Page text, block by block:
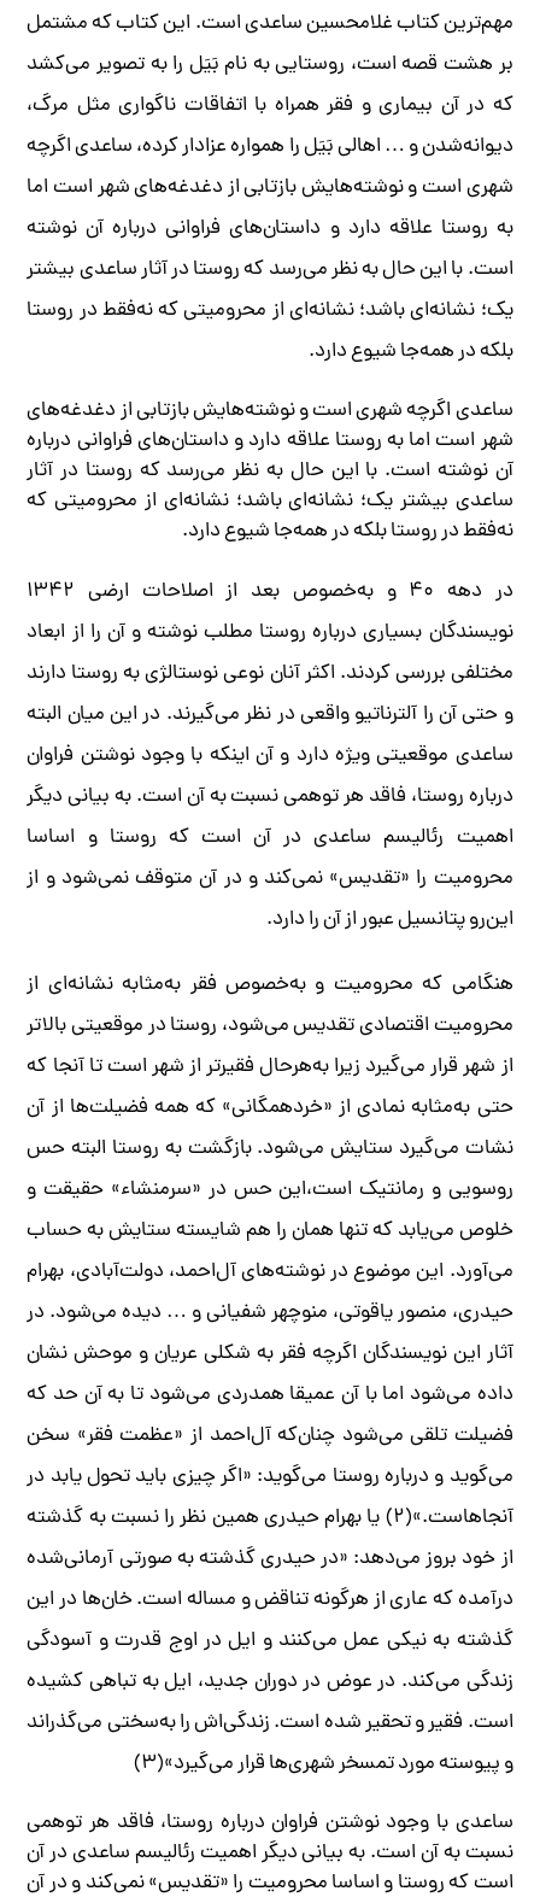
مهم‌ترین کتاب غلامحسین ساعدی است. این کتاب که مشتمل
بر هشت قصه است، روستایی به نام بَیَل را به تصویر می‌کشد
که در آن بیماری و فقر همراه با اتفاقات ناگواری مثل مرگ،
دیوانه‌شدن و … اهالی بَیَل را همواره عزادار کرده، ساعدی اگرچه
شهری است و نوشته‌هایش بازتابی از دغدغه‌های شهر است اما
به روستا علاقه دارد و داستان‌های فراوانی درباره آن نوشته
است. با این حال به نظر می‌رسد که روستا در آثار ساعدی بیشتر
یک؛ نشانه‌ای باشد؛ نشانه‌ای از محرومیتی که نه‌فقط در روستا
بلکه در همه‌جا شیوع دارد.
ساعدی اگرچه شهری است و نوشته‌هایش بازتابی از دغدغه‌های
شهر است اما به روستا علاقه دارد و داستان‌های فراوانی درباره
آن نوشته است. با این حال به نظر می‌رسد که روستا در آثار
ساعدی بیشتر یک؛ نشانه‌ای باشد؛ نشانه‌ای از محرومیتی که
نه‌فقط در روستا بلکه در همه‌جا شیوع دارد.
در دهه ۴۰ و به‌خصوص بعد از اصلاحات ارضی ۱۳۴۲
نویسندگان بسیاری درباره روستا مطلب نوشته و آن را از ابعاد
مختلفی بررسی کردند. اکثر آنان نوعی نوستالژی به روستا دارند
و حتی آن را آلترناتیو واقعی در نظر می‌گیرند. در این میان البته
ساعدی موقعیتی ویژه دارد و آن اینکه با وجود نوشتن فراوان
درباره روستا،‌ فاقد هر توهمی نسبت به آن است. به بیانی دیگر
اهمیت رئالیسم ساعدی در آن است که روستا و اساسا
محرومیت را «تقدیس» نمی‌کند و در آن متوقف نمی‌شود و از
این‌رو پتانسیل عبور از آن را دارد.
هنگامی که محرومیت و به‌خصوص فقر به‌مثابه نشانه‌ای از
محرومیت اقتصادی تقدیس می‌شود، روستا در موقعیتی بالاتر
از شهر قرار می‌گیرد زیرا به‌هرحال فقیرتر از شهر است تا آنجا که
حتی به‌مثابه نمادی از «خردهمگانی» که همه فضیلت‌ها از آن
نشات می‌گیرد ستایش می‌شود. بازگشت به روستا البته حس
روسویی و رمانتیک است،‌این حس در «سرمنشاء» حقیقت و
خلوص می‌یابد که تنها همان را هم شایسته ستایش به حساب
می‌آورد. این موضوع در نوشته‌های آل‌احمد، دولت‌آبادی، بهرام
حیدری، منصور یاقوتی، منوچهر شفیانی و … دیده می‌شود. در
آثار این نویسندگان اگرچه فقر به شکلی عریان و موحش نشان
داده می‌شود اما با آن عمیقا همدردی می‌شود تا به آن حد که
فضیلت تلقی می‌شود چنان‌که آل‌احمد از «عظمت فقر» سخن
می‌گوید و درباره روستا می‌گوید: «اگر چیزی باید تحول یابد در
آنجاهاست.»(۲) یا بهرام حیدری همین نظر را نسبت به گذشته
از خود بروز می‌دهد: «در حیدری گذشته به صورتی آرمانی‌شده
درآمده که عاری از هرگونه تناقض و مساله است. خان‌ها در این
گذشته به نیکی عمل می‌کنند و ایل در اوج قدرت و آسودگی
زندگی می‌کند. در عوض در دوران جدید، ایل به تباهی کشیده
است. فقیر و تحقیر شده است. زندگی‌اش را به‌سختی می‌گذراند
و پیوسته مورد تمسخر شهری‌ها قرار می‌گیرد»(۳)
ساعدی با وجود نوشتن فراوان درباره روستا،‌ فاقد هر توهمی
نسبت به آن است. به بیانی دیگر اهمیت رئالیسم ساعدی در آن
است که روستا و اساسا محرومیت را «تقدیس» نمی‌کند و در آن